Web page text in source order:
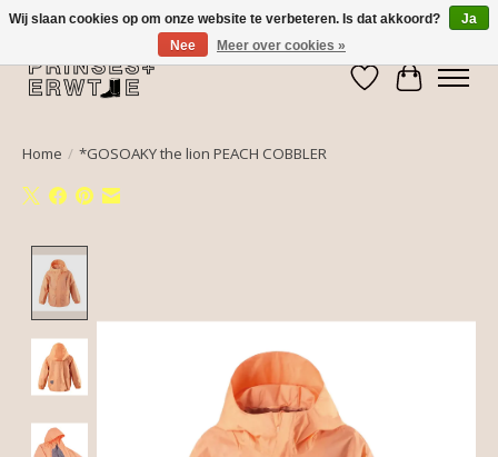
Verlanglijst
Home / *GOSOAKY the lion PEACH COBBLER
Wij slaan cookies op om onze website te verbeteren. Is dat akkoord?
Ja
Nee
Meer over cookies »